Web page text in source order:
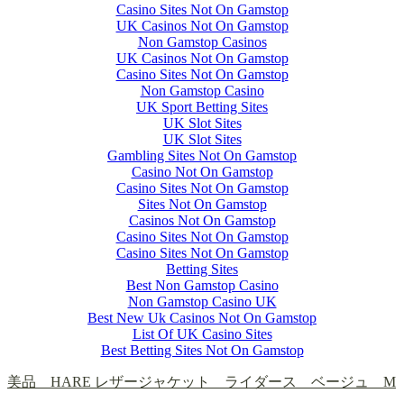
Casino Sites Not On Gamstop
UK Casinos Not On Gamstop
Non Gamstop Casinos
UK Casinos Not On Gamstop
Casino Sites Not On Gamstop
Non Gamstop Casino
UK Sport Betting Sites
UK Slot Sites
UK Slot Sites
Gambling Sites Not On Gamstop
Casino Not On Gamstop
Casino Sites Not On Gamstop
Sites Not On Gamstop
Casinos Not On Gamstop
Casino Sites Not On Gamstop
Casino Sites Not On Gamstop
Betting Sites
Best Non Gamstop Casino
Non Gamstop Casino UK
Best New Uk Casinos Not On Gamstop
List Of UK Casino Sites
Best Betting Sites Not On Gamstop
美品 HARE レザージャケット ライダース ベージュ M